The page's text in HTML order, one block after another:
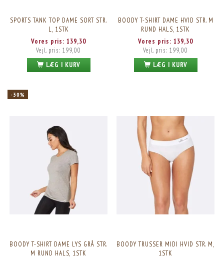
SPORTS TANK TOP DAME SORT STR.
L, 1STK
Vores pris: 139,30
Vejl. pris: 199,00
LÆG I KURV
BOODY T-SHIRT DAME HVID STR. M
RUND HALS, 1STK
Vores pris: 139,30
Vejl. pris: 199,00
LÆG I KURV
-30%
BOODY T-SHIRT DAME LYS GRÅ STR.
M RUND HALS, 1STK
BOODY TRUSSER MIDI HVID STR. M,
1STK